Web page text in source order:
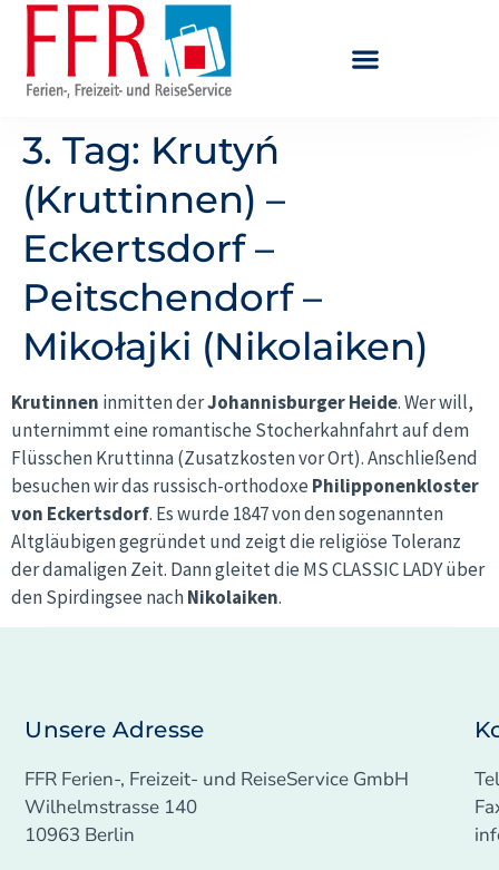
3. Tag: Krutyń
(Kruttinnen) –
Eckertsdorf –
Peitschendorf –
Mikołajki (Nikolaiken)
Krutinnen inmitten derJohannisburger Heide. Wer will,
unternimmt eine romantische Stocherkahnfahrt auf dem
Flüsschen Kruttinna (Zusatzkosten vor Ort). Anschließend
besuchen wir das russisch-orthodoxe Philipponenkloster
von Eckertsdorf. Es wurde 1847 von den sogenannten
Altgläubigen gegründet und zeigt die religiöse Toleranz
der damaligen Zeit. Dann gleitet die MS CLASSIC LADY über
den Spirdingsee nachNikolaiken.
Unsere Adresse
FFR Ferien-, Freizeit- und ReiseService GmbH
Wilhelmstrasse 140
10963 Berlin